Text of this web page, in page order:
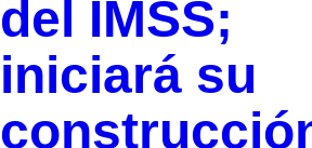
del IMSS;
iniciará su